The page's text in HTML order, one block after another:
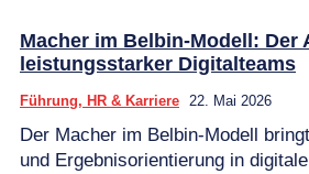
Macher im Belbin-Modell: Der
leistungsstarker Digitalteams
Führung, HR & Karriere 22. Mai 2026
Der Macher im Belbin-Modell
und Ergebnisorientierung in